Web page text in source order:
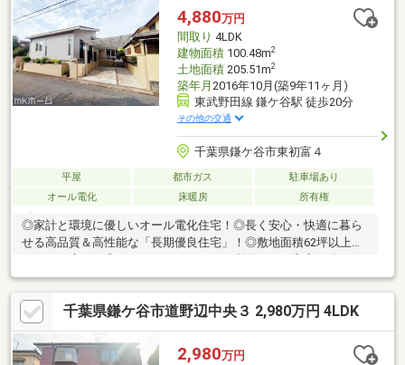
ありお子さんも安心して遊べます！【リフォーム内容】・システ
ムキッチン交換・ユニットバス交換・洗面化粧台交換・トイレ交
換・床材、クロス交換・ハウスクリーニングなど
4,880万円
間取り 4LDK
建物面積100.48m2
土地面積205.51m2
築年月 2016年10月(築9年11ヶ月)
東武野田線 鎌ケ谷駅 徒歩20分
その他の交通
千葉県鎌ケ谷市東初富４
平屋 都市ガス
駐車場あり
オール電化
床暖房 所有権
◎家計と環境に優しいオール電化住宅！◎長く安心・快適に暮ら
せる高品質＆高性能な「長期優良住宅」！◎敷地面積62坪以上の
ゆとりの広さ！◎ゲストルームとしても利用できる和室が備わっ
た4LDK！◎全館床暖房付き！寒い冬は床暖房で暖かく寛ぎの空間
を演出！◎ご家族みんながゆったりくつろげる広々リビング約
20.7帖！◎ご家族の笑顔が見える人気の対面式キッチン！◎2沿線
3駅利用可能！通学や通勤、週末のお出かけにアクセス良好です！
千葉県鎌ケ谷市道野辺中央３ 2,980万円 4LDK
2,980万円